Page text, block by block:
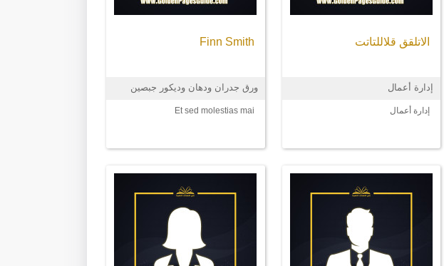
الاتلقق قلاللتاتت
إدارة أعمال
إدارة أعمال
Finn Smith
ورق جدران ودهان وديكور جبصين
Et sed molestias mai